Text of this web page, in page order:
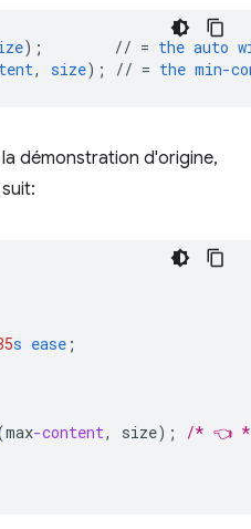
); // = the auto
, size); // = the min-
démonstration d'origine,
s ease ;
max-content, size);
/* 👈